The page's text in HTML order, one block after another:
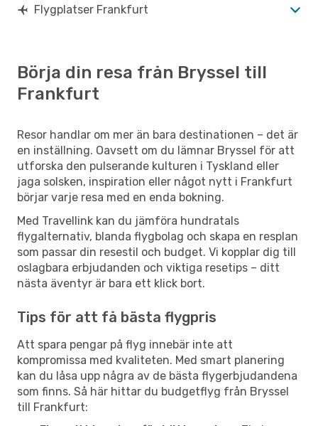
Flygplatser Frankfurt
Börja din resa från Bryssel till
Frankfurt
Resor handlar om mer än bara destinationen – det är
en inställning. Oavsett om du lämnar Bryssel för att
utforska den pulserande kulturen i Tyskland eller
jaga solsken, inspiration eller något nytt i Frankfurt
börjar varje resa med en enda bokning.
Med Travellink kan du jämföra hundratals
flygalternativ, blanda flygbolag och skapa en resplan
som passar din resestil och budget. Vi kopplar dig till
oslagbara erbjudanden och viktiga resetips – ditt
nästa äventyr är bara ett klick bort.
Tips för att få bästa flygpris
Att spara pengar på flyg innebär inte att
kompromissa med kvaliteten. Med smart planering
kan du låsa upp några av de bästa flygerbjudandena
som finns. Så här hittar du budgetflyg från Bryssel
till Frankfurt: